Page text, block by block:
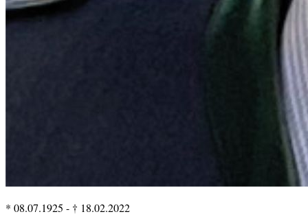
* 08.07.1925 - † 18.02.2022